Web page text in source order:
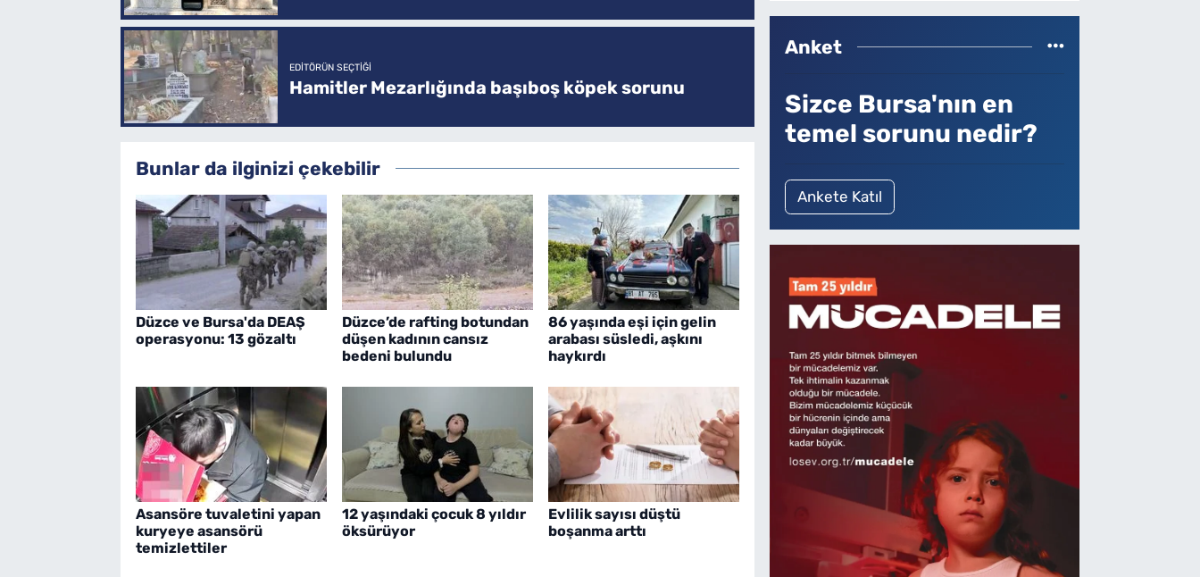
EDITÖRÜN SEÇTIĞI
Hamitler Mezarlığında başıboş köpek sorunu
Bunlar da ilginizi çekebilir
Düzce ve Bursa'da DEAŞ
operasyonu: 13 gözaltı
Düzce’de rafting botundan
düşen kadının cansız
bedeni bulundu
86 yaşında eşi için gelin
arabası süsledi, aşkını
haykırdı
Asansöre tuvaletini yapan
kuryeye asansörü
temizlettiler
12 yaşındaki çocuk 8 yıldır
öksürüyor
Evlilik sayısı düştü
boşanma arttı
Anket
Sizce Bursa'nın en
temel sorunu nedir?
Ankete Katıl